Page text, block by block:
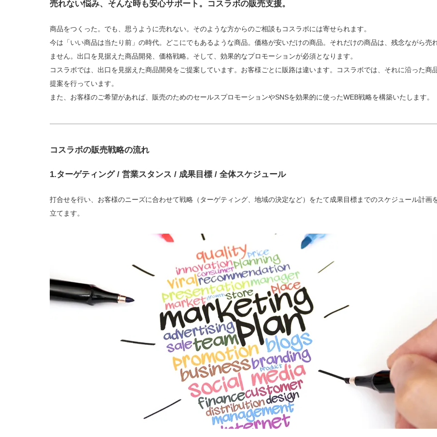
売れない悩み、そんな時も安心サポート。コスラボの販売支援。
商品をつくった。でも、思うように売れない。そのような方からのご相談もコスラボには寄せられます。
今は「いい商品は当たり前」の時代。どこにでもあるような商品。価格が安いだけの商品。それだけの商品は、残念ながら売
ません。出口を見据えた商品開発、価格戦略。そして、効果的なプロモーションが必須となります。
コスラボでは、出口を見据えた商品開発をご提案しています。お客様ごとに販路は違います。コスラボでは、それに沿った商
提案を行っています。
また、お客様のご希望があれば、販売のためのセールスプロモーションやSNSを効果的に使ったWEB戦略を構築いたします。
コスラボの販売戦略の流れ
1.ターゲティング / 営業スタンス / 成果目標 / 全体スケジュール
打合せを行い、お客様のニーズに合わせて戦略（ターゲティング、地域の決定など）をたて成果目標までのスケジュール計画
立てます。